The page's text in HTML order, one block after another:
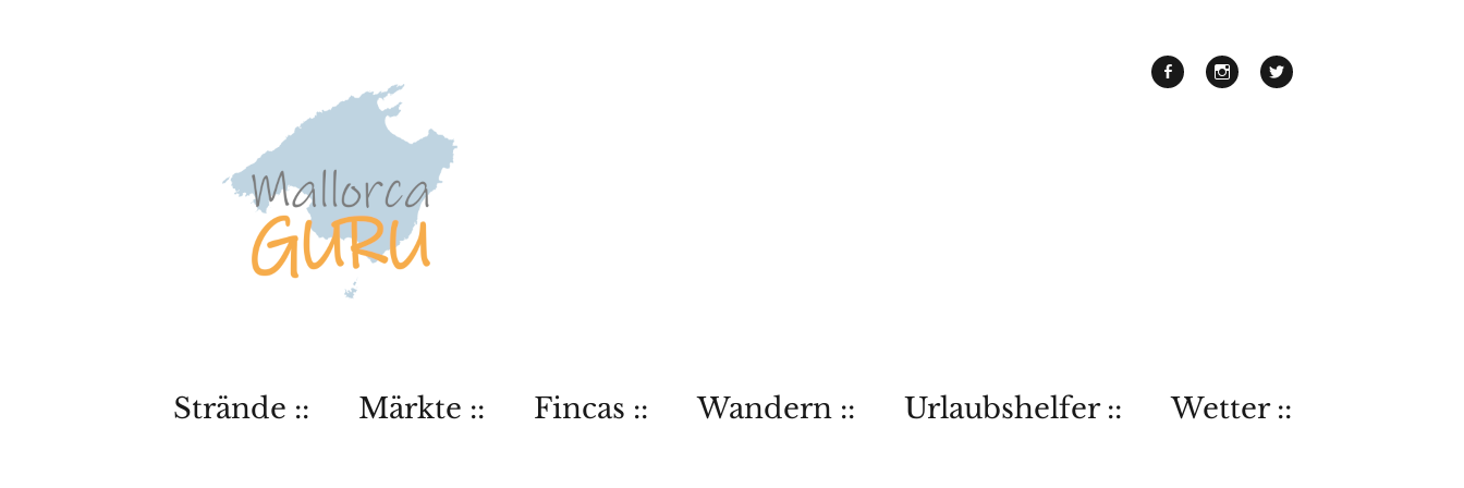
Strände :: Märkte :: Fincas :: Wandern :: Urlaubshelfer :: Wetter ::